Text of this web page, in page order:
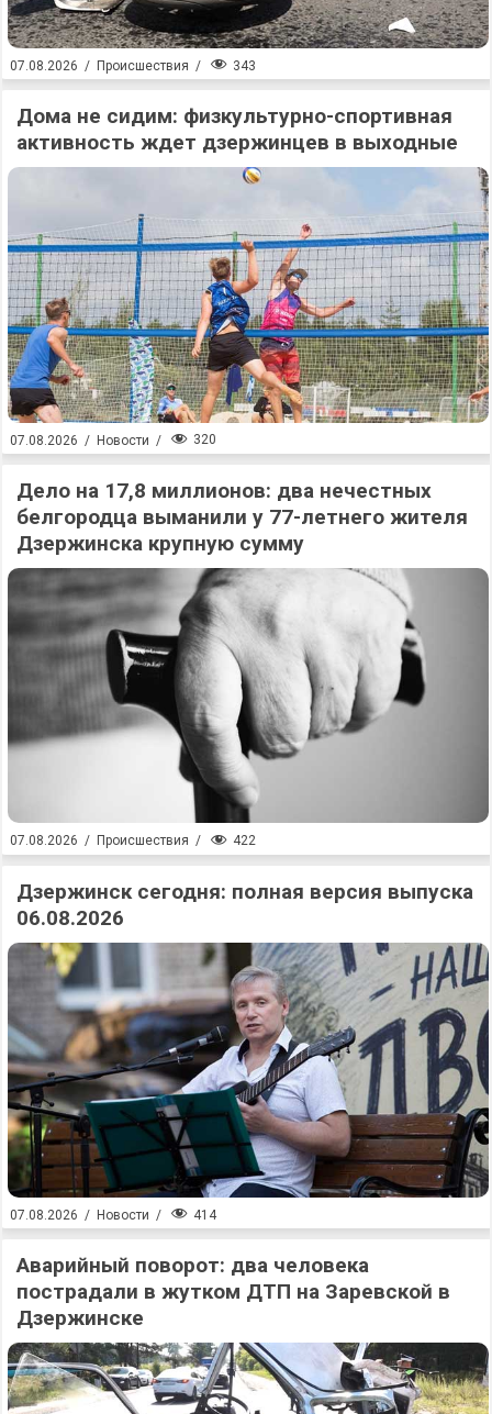
07.08.2026 / Происшествия / 343
Дома не сидим: физкультурно-спортивная
активность ждет дзержинцев в выходные
07.08.2026 / Новости / 320
Дело на 17,8 миллионов: два нечестных
белгородца выманили у 77-летнего жителя
Дзержинска крупную сумму
07.08.2026 / Происшествия / 422
Дзержинск сегодня: полная версия выпуска
06.08.2026
07.08.2026 / Новости / 414
Аварийный поворот: два человека
пострадали в жутком ДТП на Заревской в
Дзержинске